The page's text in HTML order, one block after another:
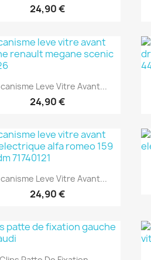
24,90 €
Aperçu rapide
Leve Vitre Avant...
24,90 €
Aperçu rapide
Leve Vitre Avant...
24,90 €
Aperçu rapide